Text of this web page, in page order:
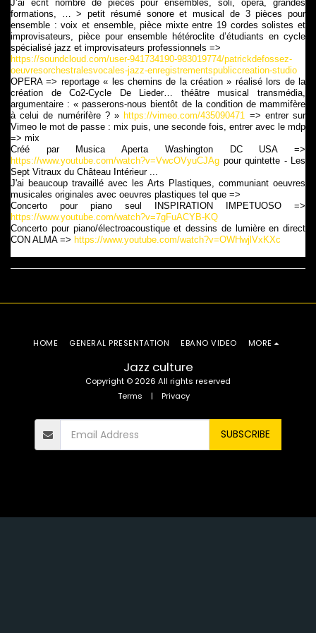
J’ai écrit nombre de pièces pour ensembles, soli, opéra, grandes
formations, … > petit résumé sonore et musical de 3 pièces pour
ensemble : voix et ensemble, pièce mixte entre 19 cordes solistes et
improvisateurs, pièce pour ensemble hétéroclite d’étudiants en cycle
spécialisé jazz et improvisateurs professionnels =>
https://soundcloud.com/user-941734190-983019774/patrickdefossez-
oeuvresorchestralesvocales-jazz-enregistrementspubliccreation-studio
OPERA => reportage « les chemins de la création » réalisé lors de la
création de Co2-Cycle De Lieder… théâtre musical transmédia,
argumentaire : « passerons-nous bientôt de la condition de mammifère
à celui de numérifère ? » https://vimeo.com/435090471 => entrer sur
Vimeo le mot de passe : mix puis, une seconde fois, entrer avec le mdp
=> mix
Créé par Musica Aperta Washington DC USA =>
https://www.youtube.com/watch?v=VwcOVyuCJAg pour quintette - Les
Sept Vitraux du Château Intérieur ...
J'ai beaucoup travaillé avec les Arts Plastiques, communiant oeuvres
musicales originales avec oeuvres plastiques tel que =>
Concerto pour piano seul INSPIRATION IMPETUOSO =>
https://www.youtube.com/watch?v=7gFuACYB-KQ
Concerto pour piano/électroacoustique et dessins de lumière en direct
CON ALMA => https://www.youtube.com/watch?v=OWHwjlVxKXc
Jazz culture
Copyright © 2026 All rights reserved
Terms | Privacy
HOME GENERAL PRESENTATION EBANO VIDEO MORE
SUBSCRIBE